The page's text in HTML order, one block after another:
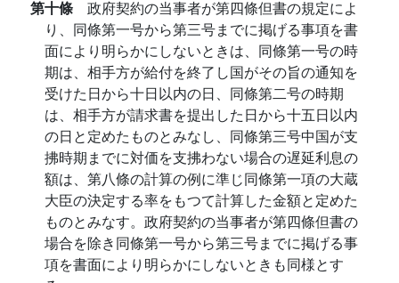
第十條 政府契約の当事者が第四條但書の規定によ
り、同條第一号から第三号までに掲げる事項を書
面により明らかにしないときは、同條第一号の時
期は、相手方が給付を終了し国がその旨の通知を
受けた日から十日以内の日、同條第二号の時期
は、相手方が請求書を提出した日から十五日以内
の日と定めたものとみなし、同條第三号中国が支
拂時期までに対価を支拂わない場合の遅延利息の
額は、第八條の計算の例に準じ同條第一項の大蔵
大臣の決定する率をもつて計算した金額と定めた
ものとみなす。政府契約の当事者が第四條但書の
場合を除き同條第一号から第三号までに掲げる事
項を書面により明らかにしないときも同様とす